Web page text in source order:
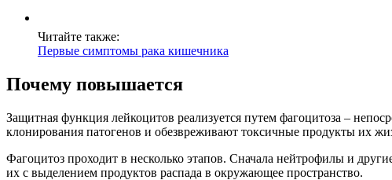
Читайте также:
Первые симптомы рака кишечника
Почему повышается
Защитная функция лейкоцитов реализуется путем фагоцитоза –
клонирования патогенов и обезвреживают токсичные продукты их
Фагоцитоз проходит в несколько этапов. Сначала нейтрофилы и
их с выделением продуктов распада в окружающее пространство.